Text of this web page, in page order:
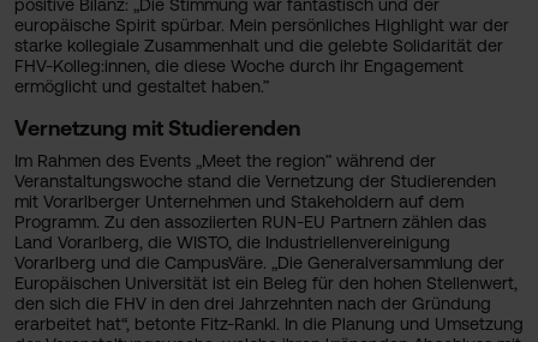
positive Bilanz: „Die Stimmung war fantastisch und der
europäische Spirit spürbar. Mein persönliches Highlight war der
starke kollegiale Zusammenhalt und die gelebte Solidarität der
FHV-Kolleg:innen, die diese Woche durch ihr Engagement
ermöglicht und gestaltet haben.”
Vernetzung mit Studierenden
Im Rahmen des Events „Meet the region” während der
Veranstaltungswoche stand die Vernetzung der Studierenden
mit Vorarlberger Unternehmen und Stakeholdern auf dem
Programm. Zu den assoziierten RUN-EU Partnern zählen das
Land Vorarlberg, die WISTO, die Industriellenvereinigung
Vorarlberg und die CampusVäre. „Die Generalversammlung der
Europäischen Universität ist ein Beleg für den hohen Stellenwert,
den sich die FHV in den drei Jahrzehnten nach der Gründung
erarbeitet hat“, betonte Fitz-Rankl. In die Planung und Umsetzung